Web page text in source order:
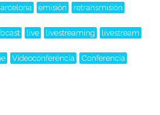
emisión retransmisión
live livestreaming livestream
Videoconferéncia Conferencia